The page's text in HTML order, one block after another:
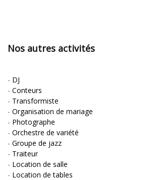
Nos autres activités
- DJ
- Conteurs
- Transformiste
- Organisation de mariage
- Photographe
- Orchestre de variété
- Groupe de jazz
- Traiteur
- Location de salle
- Location de tables